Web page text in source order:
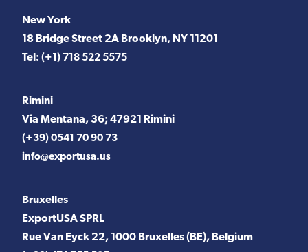
New York
18 Bridge Street 2A Brooklyn, NY 11201
Tel: (+1) 718 522 5575
Rimini
Via Mentana, 36; 47921 Rimini
(+39) 0541 70 90 73
info@exportusa.us
Bruxelles
ExportUSA SPRL
Rue Van Eyck 22, 1000 Bruxelles (BE), Belgium